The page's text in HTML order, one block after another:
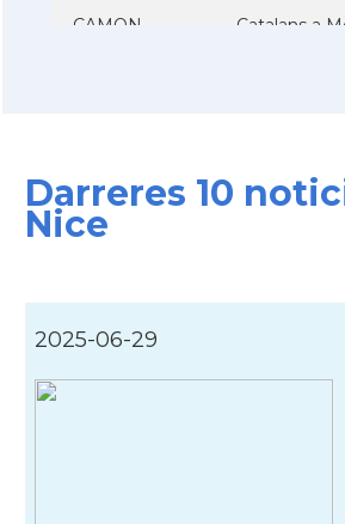
CAMON Catalans a
CAMON
CAMON Catalans a
Darreres 10
Nice
2025-06-29